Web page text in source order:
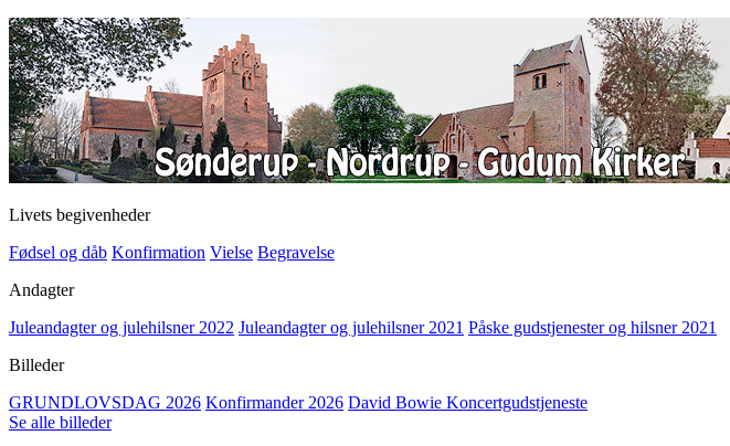
Livets begivenheder
Fødsel og dåb Konfirmation Vielse Begravelse
Andagter
Juleandagter og julehilsner 2022 Juleandagter og julehilsner 2021 Påske gudstjenester og hilsner 2021
Billeder
GRUNDLOVSDAG 2026 Konfirmander 2026 David Bowie Koncertgudstjeneste
Se alle billeder